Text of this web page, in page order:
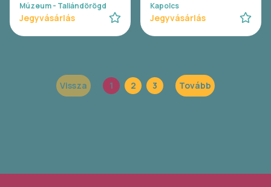
Múzeum - Taliándörögd
Jegyvásárlás
Kapolcs
Jegyvásárlás
Vissza 1 2 3 Tovább